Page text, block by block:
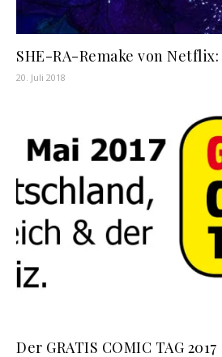
SHE-RA-Remake von
20. Juli 2018
Der GRATIS COMIC TAG 2017